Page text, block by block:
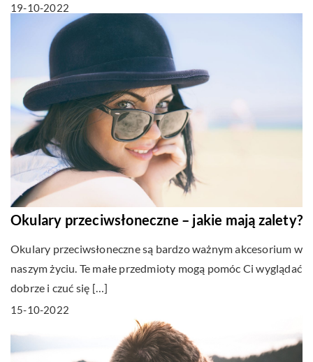
19-10-2022
Okulary przeciwsłoneczne – jakie mają zalety?
Okulary przeciwsłoneczne są bardzo ważnym akcesorium w
naszym życiu. Te małe przedmioty mogą pomóc Ci wyglądać
dobrze i czuć się […]
15-10-2022